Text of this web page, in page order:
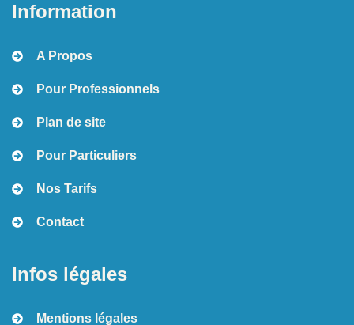
Information
A Propos
Pour Professionnels
Plan de site
Pour Particuliers
Nos Tarifs
Contact
Infos légales
Mentions légales